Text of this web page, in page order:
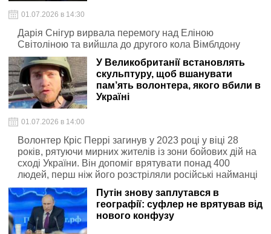
01.07.2026 в 14:30
Дарія Снігур вирвала перемогу над Еліною
Світоліною та вийшла до другого кола Вімблдону
У Великобританії встановлять
скульптуру, щоб вшанувати
пам’ять волонтера, якого вбили в
Україні
01.07.2026 в 14:00
Волонтер Кріс Перрі загинув у 2023 році у віці 28
років, рятуючи мирних жителів із зони бойових дій на
сході України. Він допоміг врятувати понад 400
людей, перш ніж його розстріляли російські найманці
Путін знову заплутався в
географії: суфлер не врятував від
нового конфузу